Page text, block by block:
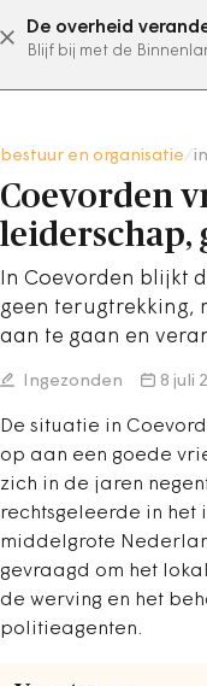
De overheid
Blijf bij met de
bestuur en organisatie
Coevorden
leiderschap,
In Coevorden blijkt
geen terugtrekking,
aan te gaan en
Ingezonden 8 juli
De situatie in
op aan een goede
zich in de jaren
rechtsgeleerde in het
middelgrote
gevraagd om het
de werving en het
politieagenten.